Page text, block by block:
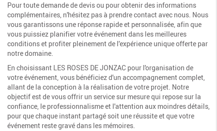
Pour toute demande de devis ou pour obtenir des informations
complémentaires, n'hésitez pas à prendre contact avec nous. Nous
vous garantissons une réponse rapide et personnalisée, afin que
vous puissiez planifier votre événement dans les meilleures
conditions et profiter pleinement de l'expérience unique offerte par
notre domaine.
En choisissant LES ROSES DE JONZAC pour l'organisation de
votre événement, vous bénéficiez d'un accompagnement complet,
allant de la conception à la réalisation de votre projet. Notre
objectif est de vous offrir un service sur mesure qui repose sur la
confiance, le professionnalisme et l'attention aux moindres détails,
pour que chaque instant partagé soit une réussite et que votre
événement reste gravé dans les mémoires.